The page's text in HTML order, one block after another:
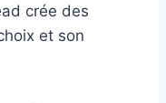
crée des
et son